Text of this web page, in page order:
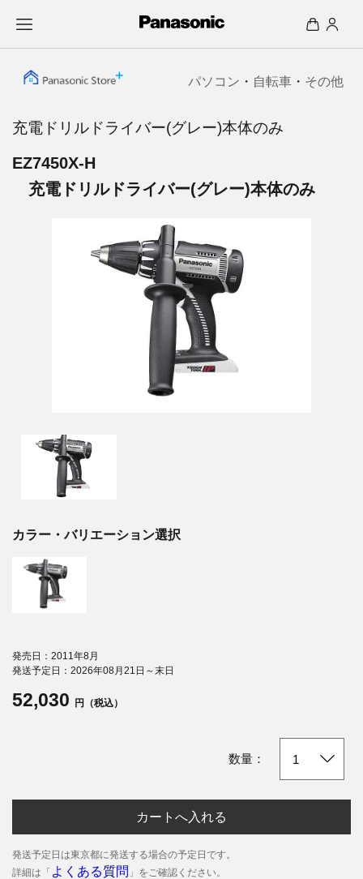
パソコン ・ 自転車 ・ その他
充電ドリルドライバー(グレー)本体のみ
EZ7450X-H
充電ドリルドライバー(グレー)本体のみ
カラー・バリエーション選択
発売日：2011年8月
発送予定日：2026年08月21日～末日
52,030 円（税込）
数量：
カートへ入れる
発送予定日は東京都に発送する場合の予定日です。
詳細は「 よくある質問 」をご確認ください。